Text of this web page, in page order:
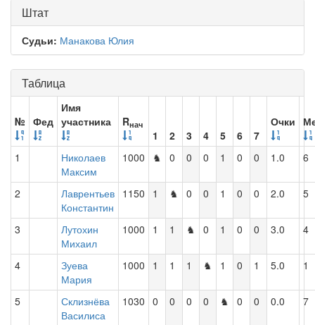
Штат
Судьи: Манакова Юлия
Таблица
№ Фед
Имя
участника
Rнач
1 2 3 4 5 6 7
Очки
1
Николаев
Максим
1000 ♞ 0 0 0 1 0 0 1.0 6
2
Лаврентьев
Константин
1150 1 ♞ 0 0 1 0 0 2.0 5
3
Лутохин
Михаил
1000 1 1 ♞ 0 1 0 0 3.0 4
4
Зуева
Мария
1000 1 1 1 ♞ 1 0 1 5.0 1
5
Склизнёва
Василиса
1030 0 0 0 0 ♞ 0 0 0.0 7